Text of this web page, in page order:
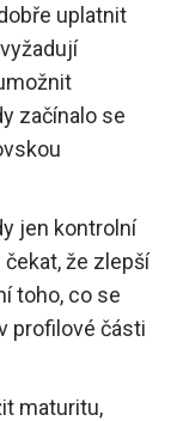
uplatnit
začínalo se
jen kontrolní
že zlepší
toho, co se
profilové části
maturitu,